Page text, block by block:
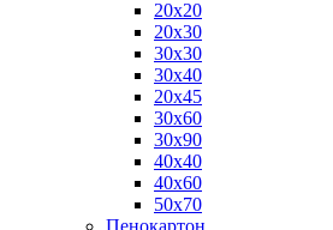
20х20
20х30
30х30
30х40
20х45
30х60
30х90
40х40
40х60
50х70
Пенокартон